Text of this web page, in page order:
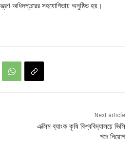
অধিদপ্তরের সহযোগিতায় অনুষ্ঠিত হয়।
Next article
এক্সিম ব্যাংক কৃষি বিশ্ববিদ্যালয়ে ভিসি
পদে নিয়োগ